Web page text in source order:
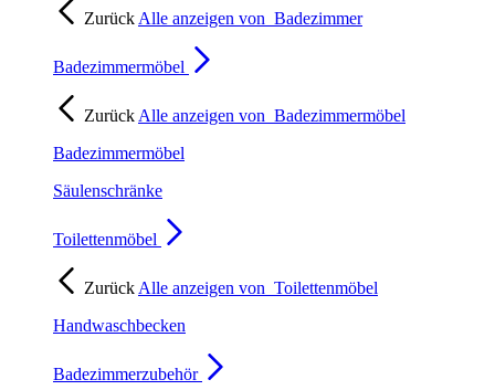
Zurück Alle anzeigen von Badezimmer
Badezimmermöbel
Zurück Alle anzeigen von Badezimmermöbel
Badezimmermöbel
Säulenschränke
Toilettenmöbel
Zurück Alle anzeigen von Toilettenmöbel
Handwaschbecken
Badezimmerzubehör